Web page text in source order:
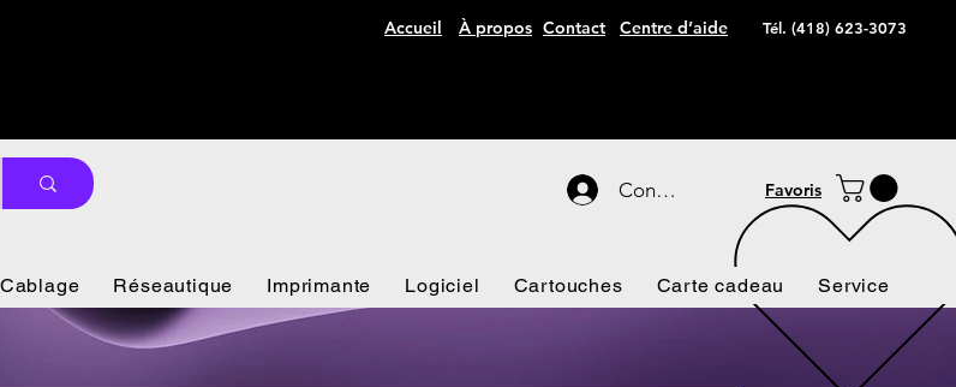
Accueil À propos Contact Centre d’aide Tél. (418) 623-3073
Connexion Favoris
Cablage Réseautique Imprimante Logiciel Cartouches Carte cadeau Service